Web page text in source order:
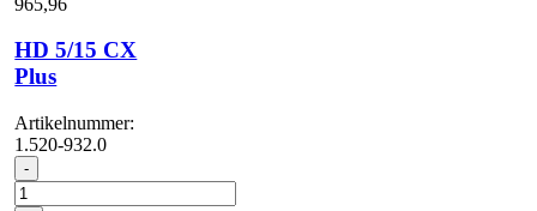
HD 5/15 CX
Plus
Artikelnummer:
1.520-932.0
- HD
5/15